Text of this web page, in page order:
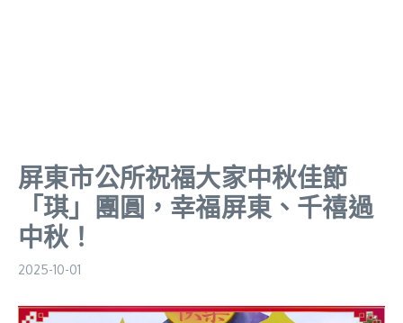
屏東市公所祝福大家中秋佳節
「琪」團圓，幸福屏東、千禧過
中秋！
2025-10-01